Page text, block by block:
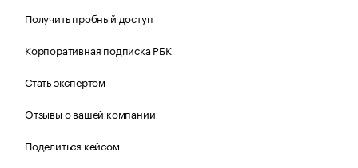
Получить пробный доступ
Корпоративная подписка РБК
Стать экспертом
Отзывы о вашей компании
Поделиться кейсом